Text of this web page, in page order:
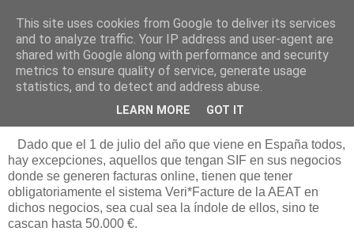
Está de pinga
20/11/25
Veri*Facture en Ratón de Biblioteca
Dado que el 1 de julio del año que viene en España todos,
hay excepciones, aquellos que tengan SIF en sus negocios
donde se generen facturas online, tienen que tener
obligatoriamente el sistema Veri*Facture de la AEAT en
dichos negocios, sea cual sea la índole de ellos, sino te
cascan hasta 50.000 €.
This site uses cookies from Google to deliver its services
and to analyze traffic. Your IP address and user-agent are
shared with Google along with performance and security
metrics to ensure quality of service, generate usage
statistics, and to detect and address abuse.
LEARN MORE GOT IT